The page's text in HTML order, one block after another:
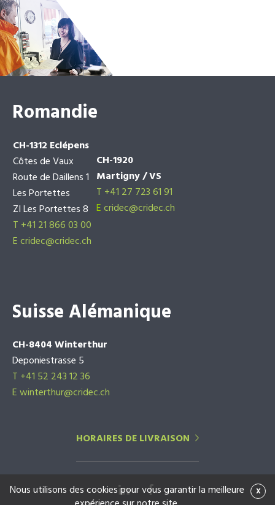
Romandie
CH-1312 Eclépens
Côtes de Vaux
Route de Daillens 1
Les Portettes
ZI Les Portettes 8
T +41 21 866 03 00
Ecridec@cridec.ch
CH-1920
Martigny / VS
T +41 27 723 61 91
Ecridec@cridec.ch
Suisse Alémanique
CH-8404 Winterthur
Deponiestrasse 5
T +41 52 243 12 36
E winterthur@cridec.ch
HORAIRES DE LIVRAISON
x
Nous utilisons des cookies pour vous garantir la meilleure